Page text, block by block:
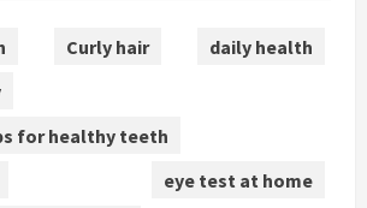
Curly hair
daily health
for healthy teeth
eye test at home